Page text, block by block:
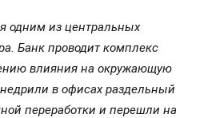
одним из центральных
Банк проводит комплекс
влияния на окружающую
в офисах раздельный
переработки и перешли на